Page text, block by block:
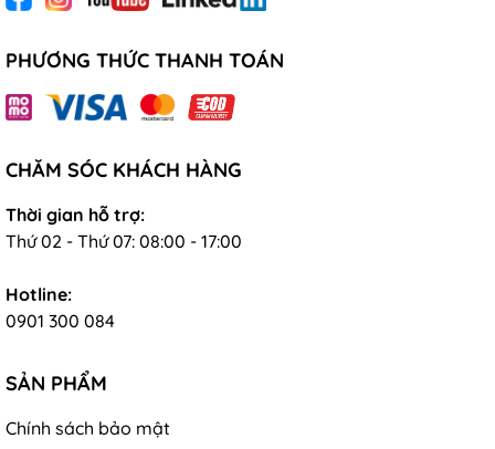
PHƯƠNG THỨC THANH TOÁN
CHĂM SÓC KHÁCH HÀNG
Thời gian hỗ trợ:
Thứ 02 - Thứ 07: 08:00 - 17:00
Hotline:
0901 300 084
SẢN PHẨM
Chính sách bảo mật